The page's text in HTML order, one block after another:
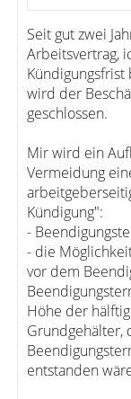
Seit gut zwei
Arbeitsvertrag,
wird der
geschlossen.
Mir wird ein
Vermeidung
Kündigung":
-
- die
vor dem
Höhe der
Grundgehälter,
entstanden